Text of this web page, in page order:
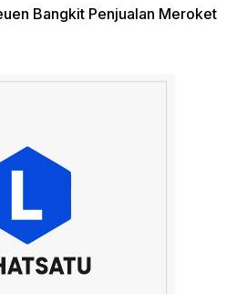
Bangkit Penjualan Meroket